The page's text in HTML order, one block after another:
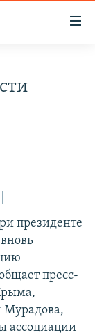
президенте
пресс-
Мурадова,
ассоциации